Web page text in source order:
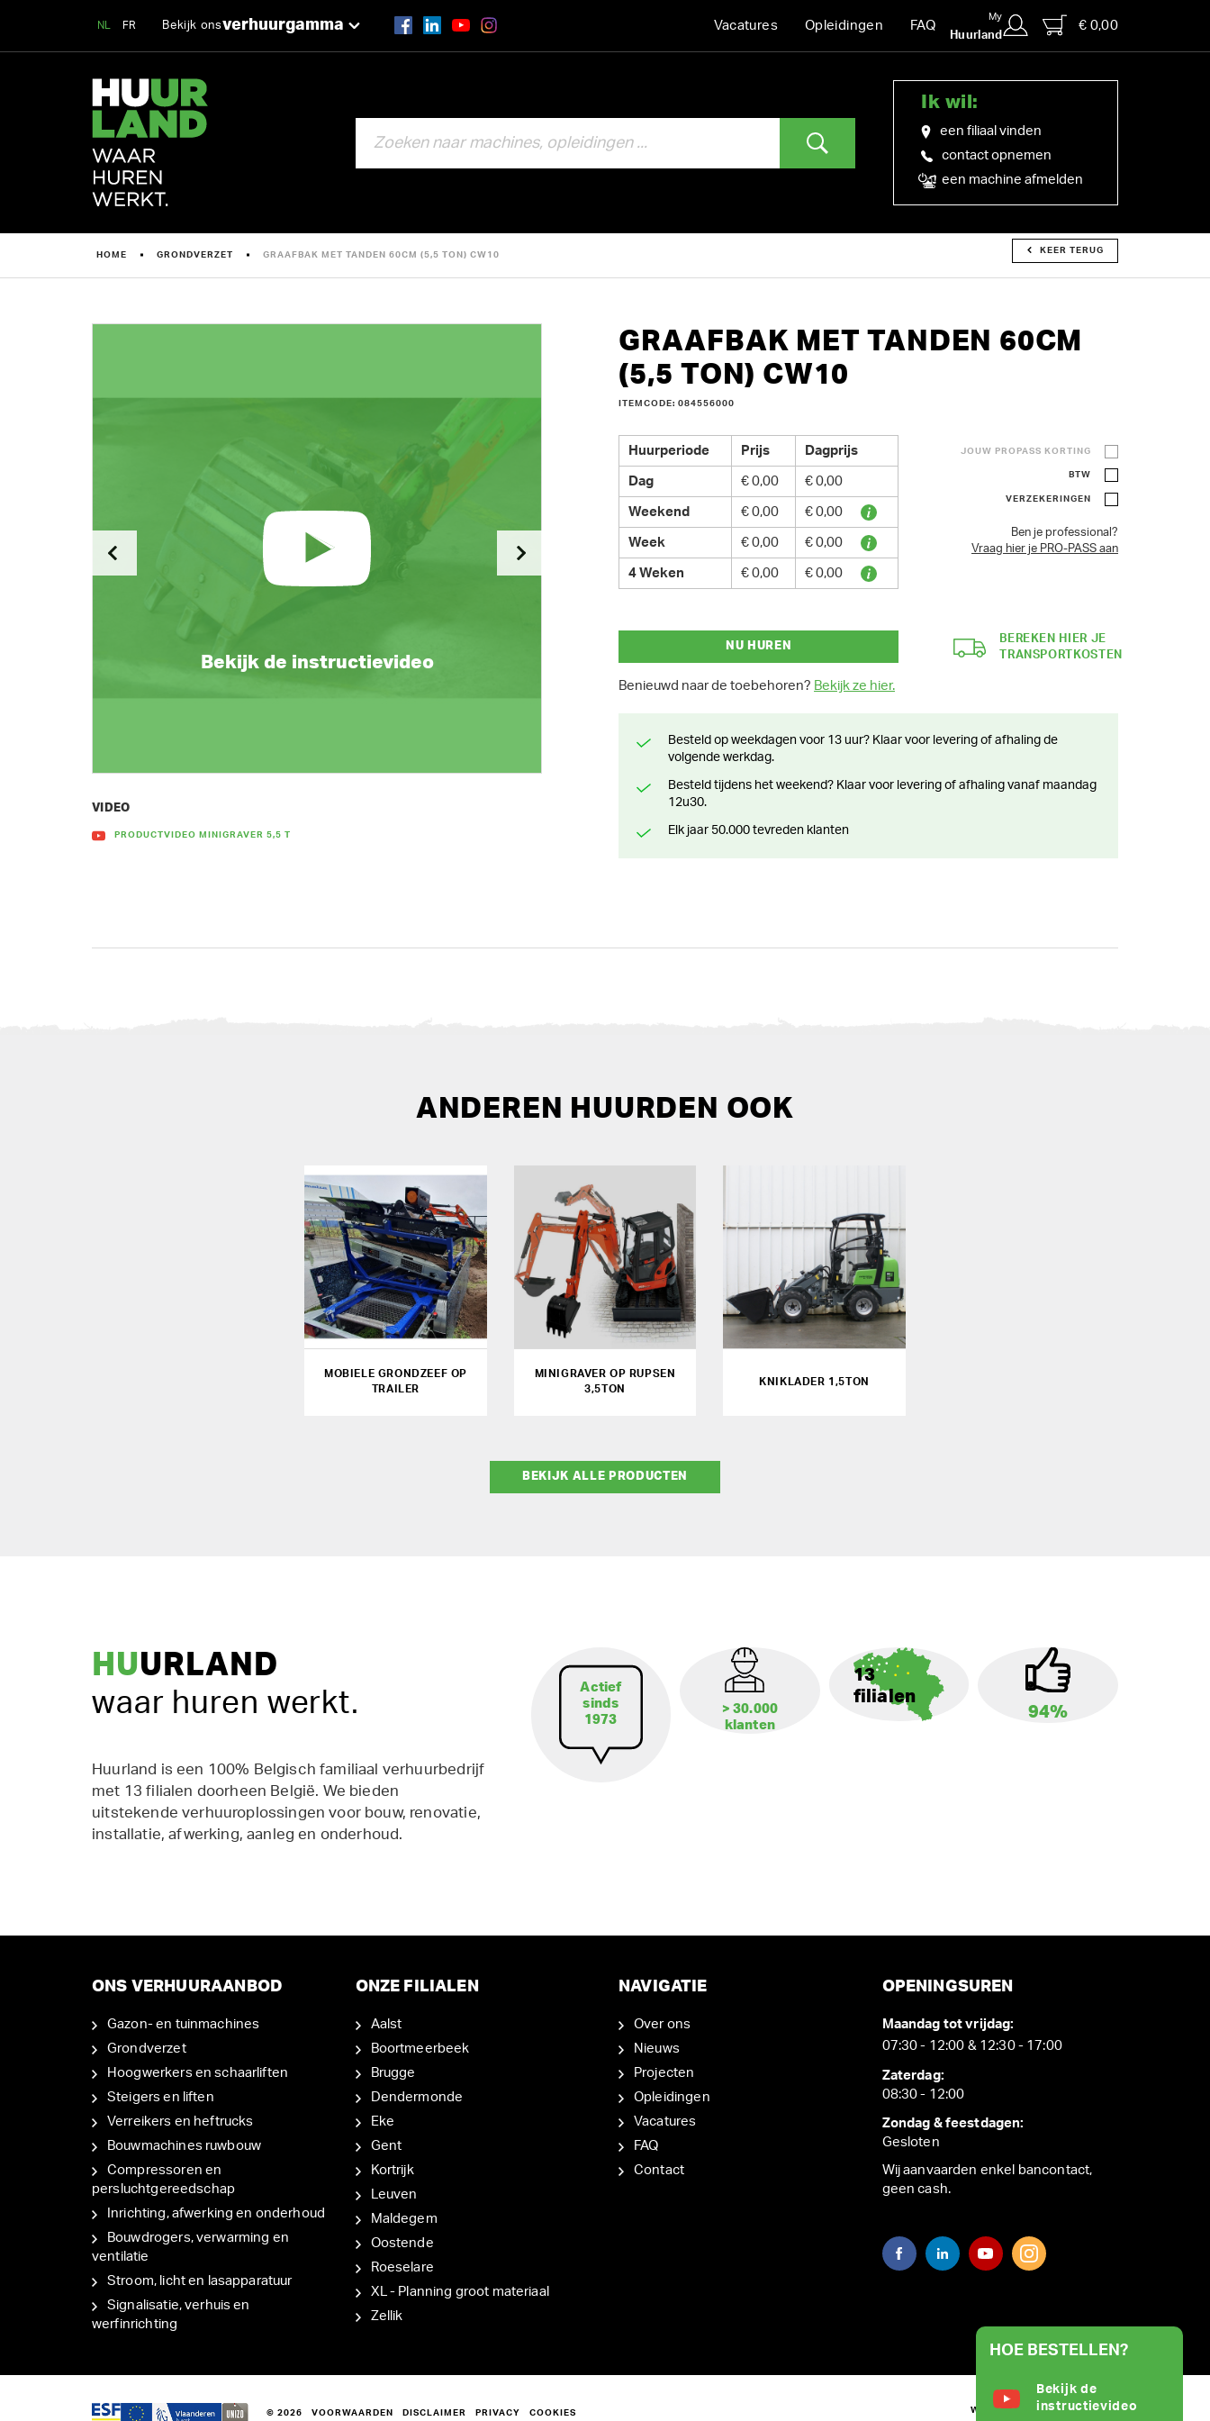
NL FR Bekijk onsverhuurgamma Vacatures Opleidingen FAQ
My
Huurland
€ 0,00
Ik wil:
een filiaal vinden
contact opnemen
een machine afmelden
HOME GRONDVERZET GRAAFBAK MET TANDEN 60CM (5,5 TON) CW10 KEER TERUG
GRAAFBAK MET TANDEN 60CM
(5,5 TON) CW10
ITEMCODE: 084556000
Bekijk de instructievideo Bekijk de
VIDEO
PRODUCTVIDEO MINIGRAVER 5,5 T
Huurperiode Prijs Dagprijs
Dag € 0,00 € 0,00
Weekend € 0,00 € 0,00
Week € 0,00 € 0,00
4 Weken € 0,00 € 0,00
JOUW PROPASS KORTING
BTW
VERZEKERINGEN
Ben je professional?
Vraag hier je PRO-PASS aan
NU HUREN
Benieuwd naar de toebehoren? Bekijk ze hier.
BEREKEN HIER JE
TRANSPORTKOSTEN
Besteld op weekdagen voor 13 uur? Klaar voor levering of afhaling de
volgende werkdag.
Besteld tijdens het weekend? Klaar voor levering of afhaling vanaf maandag
12u30.
Elk jaar 50.000 tevreden klanten
ANDEREN HUURDEN OOK
MOBIELE GRONDZEEF OP
TRAILER
MINIGRAVER OP RUPSEN
3,5TON
KNIKLADER 1,5TON
BEKIJK ALLE PRODUCTEN
HUURLAND
waar huren werkt.
Huurland is een 100% Belgisch familiaal verhuurbedrijf
met 13 filialen doorheen België. We bieden
uitstekende verhuuroplossingen voor bouw, renovatie,
installatie, afwerking, aanleg en onderhoud.
Actief
sinds
1973
> 30.000
klanten
13
filialen
94%
ONS VERHUURAANBOD
Gazon- en tuinmachines
Grondverzet
Hoogwerkers en schaarliften
Steigers en liften
Verreikers en heftrucks
Bouwmachines ruwbouw
Compressoren en
persluchtgereedschap
Inrichting, afwerking en onderhoud
Bouwdrogers, verwarming en
ventilatie
Stroom, licht en lasapparatuur
Signalisatie, verhuis en
werfinrichting
ONZE FILIALEN
Aalst
Boortmeerbeek
Brugge
Dendermonde
Eke
Gent
Kortrijk
Leuven
Maldegem
Oostende
Roeselare
XL - Planning groot materiaal
Zellik
NAVIGATIE
Over ons
Nieuws
Projecten
Opleidingen
Vacatures
FAQ
Contact
OPENINGSUREN
Maandag tot vrijdag:
07:30 - 12:00 & 12:30 - 17:00
Zaterdag:
08:30 - 12:00
Zondag & feestdagen:
Gesloten
Wij aanvaarden enkel bancontact,
geen cash.
© 2026 VOORWAARDEN DISCLAIMER PRIVACY COOKIES WEBSITE BY
HOE BESTELLEN?
Bekijk de
instructievideo